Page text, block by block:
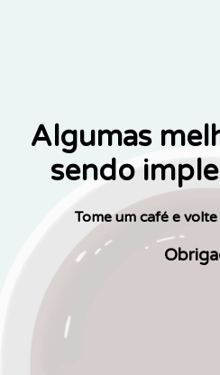
Algumas
sendo
Tome um café e